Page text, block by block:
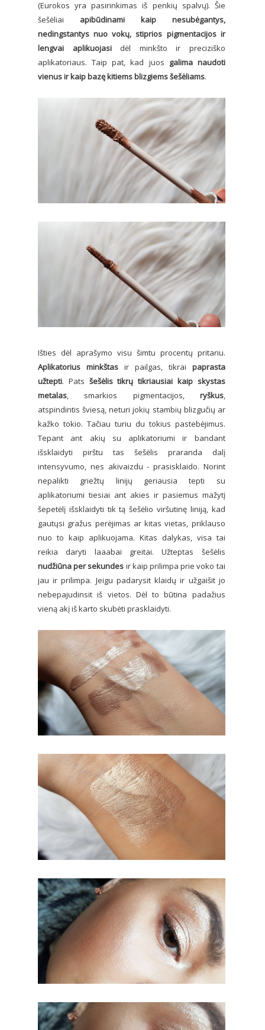
(Eurokos yra pasirinkimas iš penkių spalvų). Šie
šešėliai apibūdinami kaip nesubėgantys,
nedingstantys nuo vokų, stiprios pigmentacijos ir
lengvai aplikuojasidėl minkšto ir preciziško
aplikatoriaus. Taip pat, kad juos galima naudoti
vienus ir kaip bazę kitiems blizgiems šešėliams.
Išties dėl aprašymo visu šimtu procentų pritariu.
Aplikatorius minkštasir pailgas, tikrai paprasta
užtepti. Pats šešėlis tikrų tikriausiai kaip skystas
metalas, smarkios pigmentacijos, ryškus,
atspindintis šviesą, neturi jokių stambių blizgučių ar
kažko tokio. Tačiau turiu du tokius pastebėjimus.
Tepant ant akių su aplikatoriumi ir bandant
išsklaidyti pirštu tas šešėlis praranda dalį
intensyvumo, nes akivaizdu - prasisklaido. Norint
nepalikti griežtų linijų geriausia tepti su
aplikatoriumi tiesiai ant akies ir pasiemus mažytį
šepetėlį išsklaidyti tik tą šešėlio viršutinę liniją, kad
gautųsi gražus perėjimas ar kitas vietas, priklauso
nuo to kaip aplikuojama. Kitas dalykas, visa tai
reikia daryti laaabai greitai. Užteptas šešėlis
nudžiūna per sekundes ir kaip prilimpa prie voko tai
jau ir prilimpa. Jeigu padarysit klaidų ir užgaišit jo
nebepajudinsit iš vietos. Dėl to būtina padažius
vieną akį iš karto skubėti prasklaidyti.